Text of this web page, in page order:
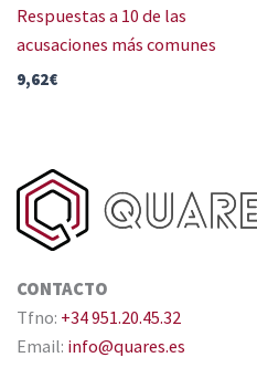
Respuestas a 10 de las
acusaciones más comunes
9,62€
CONTACTO
Tfno: +34 951.20.45.32
Email: info@quares.es